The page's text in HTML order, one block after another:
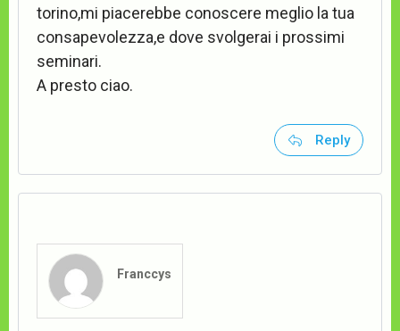
torino,mi piacerebbe conoscere meglio la tua
consapevolezza,e dove svolgerai i prossimi
seminari.
A presto ciao.
Reply
Franccys